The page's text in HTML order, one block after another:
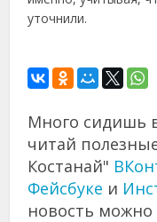
уточнили.
Много сидишь
читай
Костанай"
Фейсбуке и
новость